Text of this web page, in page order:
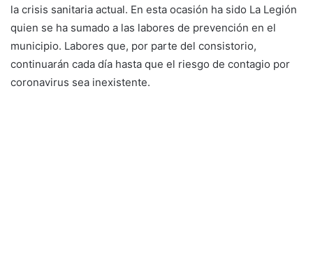
la crisis sanitaria actual. En esta ocasión ha sido La Legión
quien se ha sumado a las labores de prevención en el
municipio. Labores que, por parte del consistorio,
continuarán cada día hasta que el riesgo de contagio por
coronavirus sea inexistente.